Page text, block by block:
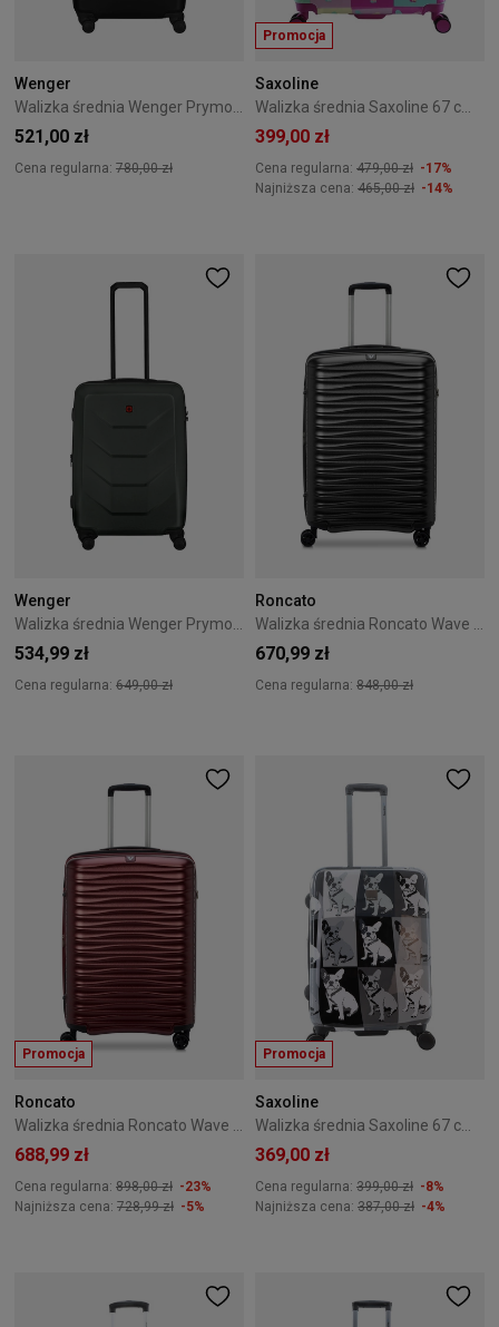
Wenger
521,00 zł
Cena regularna: 780,00 zł
Promocja
Saxoline
399,00 zł
Cena regularna: 479,00 zł -17%
Najniższa cena: 465,00 zł -14%
Wenger
Walizka średnia Wenger Prymo Medium 65 cm Antracytowa
534,99 zł
Cena regularna: 649,00 zł
Roncato
Walizka średnia Roncato Wave 66 cm Czarna
670,99 zł
Cena regularna: 848,00 zł
Promocja
Roncato
Walizka średnia Roncato Wave 66 cm Czerwona
688,99 zł
Cena regularna: 898,00 zł -23%
Najniższa cena: 728,99 zł -5%
Promocja
Saxoline
Walizka średnia Saxoline 67 cm Bulldog Mono
369,00 zł
Cena regularna: 399,00 zł -8%
Najniższa cena: 387,00 zł -4%